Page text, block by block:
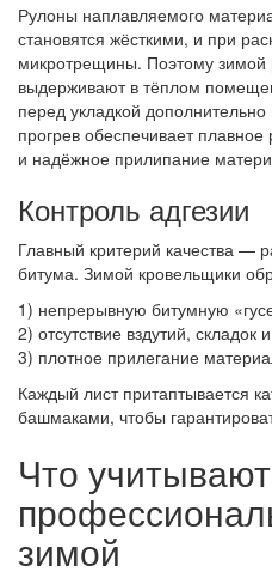
Рулоны наплавляемого
становятся жёсткими, и при
микротрещины. Поэтому зимой
выдерживают в тёплом
перед укладкой
прогрев обеспечивает
и надёжное прилипание
Контроль адгезии
Главный критерий качества —
битума. Зимой кровельщики
1) непрерывную битумную
2) отсутствие вздутий, складок
3) плотное прилегание
Каждый лист притаптывается
башмаками, чтобы
Что учитывают
зимой